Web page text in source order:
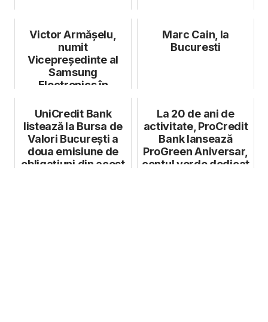
Victor Armășelu,
numit
Vicepreședinte al
Samsung
Electronics în
Marc Cain, la
Bucuresti
UniCredit Bank
listează la Bursa de
Valori București a
doua emisiune de
obligațiuni din acest
La 20 de ani de
activitate, ProCredit
Bank lansează
ProGreen Aniversar,
contul verde dedicat